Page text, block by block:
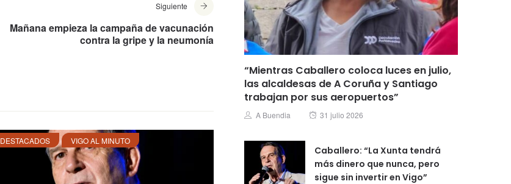
Siguiente
Mañana empieza la campaña de vacunación
contra la gripe y la neumonía
DESTACADOS VIGO AL MINUTO
“Mientras Caballero coloca luces en julio,
las alcaldesas de A Coruña y Santiago
trabajan por sus aeropuertos”
Author
A Buendia
Posted
31 julio 2026
Caballero: “La Xunta tendrá
más dinero que nunca, pero
sigue sin invertir en Vigo”